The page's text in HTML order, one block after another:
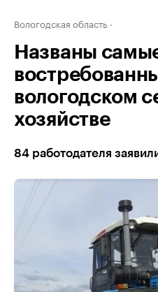
Вологодская область
Названы
вологодском
хозяйстве
84 работодателя